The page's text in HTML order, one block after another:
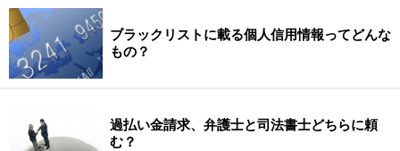
1．「不動産や株式などの価値の高い財産は、借金返済
のために処分される」
マイホームなどの価値ある不動産を所有したまま、破産
することはできません。他に、自動車やバイク（ローン
がなく、売って価値があるもの）、株、解約返戻金が大
きい生命保険といった、財産になるような場合も同様で
ブラックリストに載る個人信用情報ってどんな
もの？
過払い金請求、弁護士と司法書士どちらに頼
む？